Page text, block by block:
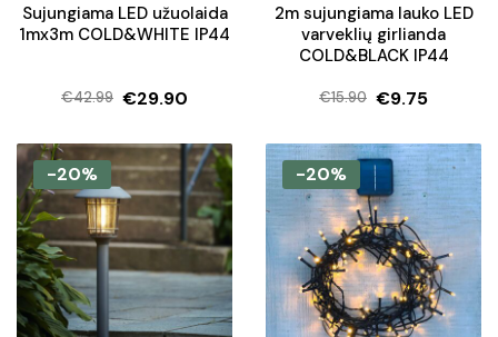
Sujungiama LED užuolaida
1mx3m COLD&WHITE IP44
€42.99
Original
price
was:
€42.99.
€29.90
Current
price
is:
€29.90.
2m sujungiama lauko LED
varveklių girlianda
COLD&BLACK IP44
€15.90
Original
price
was:
€15.90.
€9.75
Current
price
is:
€9.75.
-20% -20%